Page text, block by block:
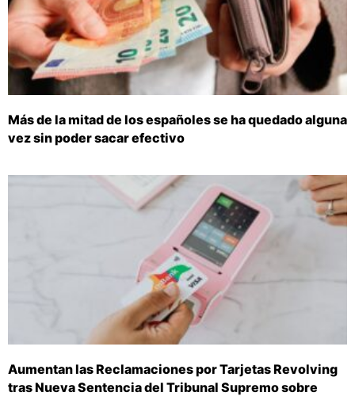
Más de la mitad de los españoles se ha quedado alguna
vez sin poder sacar efectivo
Aumentan las Reclamaciones por Tarjetas Revolving
tras Nueva Sentencia del Tribunal Supremo sobre